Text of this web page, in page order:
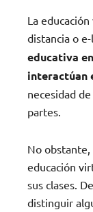
La
distancia o
educativa
interactúan
necesidad
partes.
No
educación
sus clases.
distinguir